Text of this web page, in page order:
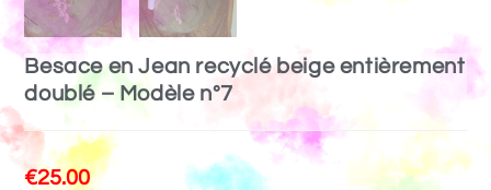
Besace en Jean recyclé beige entièrement
doublé – Modèle n°7
€25.00